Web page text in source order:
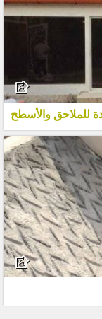
للملاحق والأسطح